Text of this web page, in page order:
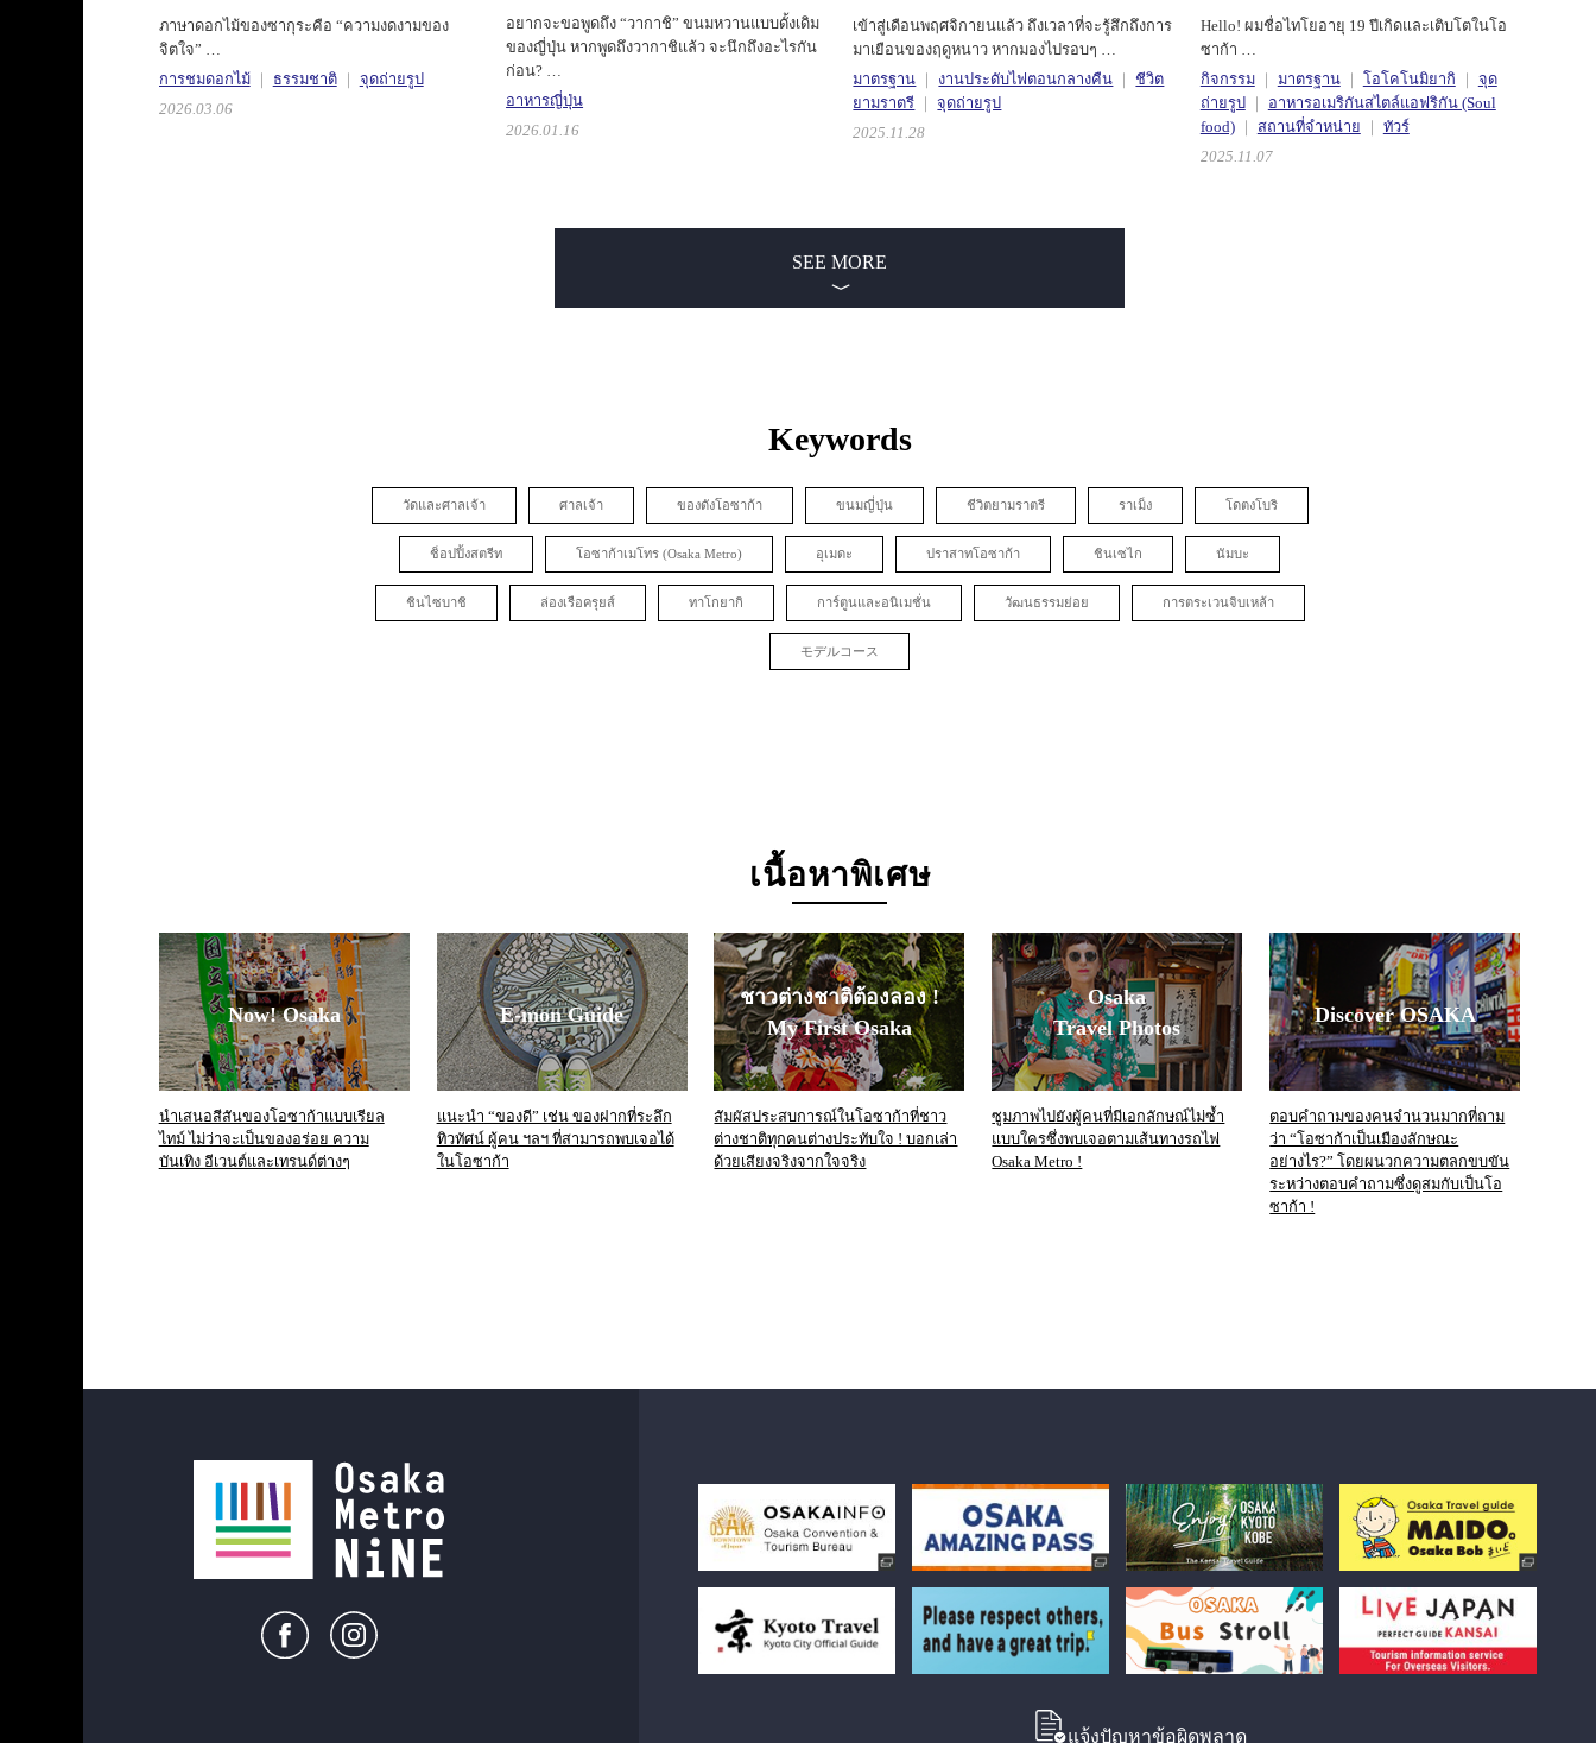
ภาษาดอกไม้ของซากุระคือ “ความงดงามของ
จิตใจ” …
การชมดอกไม้
ธรรมชาติ
จุดถ่ายรูป
2026.03.06
อยากจะขอพูดถึง “วากาชิ” ขนมหวานแบบดั้งเดิม
ของญี่ปุ่น หากพูดถึงวากาชิแล้ว จะนึกถึงอะไรกัน
ก่อน? …
อาหารญี่ปุ่น
2026.01.16
เข้าสู่เดือนพฤศจิกายนแล้ว ถึงเวลาที่จะรู้สึกถึงการ
มาเยือนของฤดูหนาว หากมองไปรอบๆ …
มาตรฐาน
งานประดับไฟตอนกลางคืน
ชีวิต
ยามราตรี
จุดถ่ายรูป
2025.11.28
Hello! ผมชื่อไทโยอายุ 19 ปีเกิดและเติบโตในโอ
ซาก้า …
กิจกรรม
มาตรฐาน โอโคโนมิยากิ
จุด
ถ่ายรูป
อาหารอเมริกันสไตล์แอฟริกัน (Soul
food)
สถานที่จำหน่าย
ทัวร์
2025.11.07
SEE MORE
Keywords
วัดและศาลเจ้า ศาลเจ้า ของดังโอซาก้า ขนมญี่ปุ่น ชีวิตยามราตรี ราเม็ง โดตงโบริ
ช็อปปิ้งสตรีท โอซาก้าเมโทร (Osaka Metro) อุเมดะ ปราสาทโอซาก้า ชินเซไก นัมบะ
ชินไซบาชิ ล่องเรือครุยส์ ทาโกยากิ การ์ตูนและอนิเมชั่น วัฒนธรรมย่อย การตระเวนจิบเหล้า
モデルコース
เนื้อหาพิเศษ
Now! Osaka
นำเสนอสีสันของโอซาก้าแบบเรียล
ไทม์ ไม่ว่าจะเป็นของอร่อย ความ
บันเทิง อีเวนต์และเทรนด์ต่างๆ
E-mon Guide
แนะนำ “ของดี” เช่น ของฝากที่ระลึก
ทิวทัศน์ ผู้คน ฯลฯ ที่สามารถพบเจอได้
ในโอซาก้า
ชาวต่างชาติต้องลอง !
My First Osaka
สัมผัสประสบการณ์ในโอซาก้าที่ชาว
ต่างชาติทุกคนต่างประทับใจ ! บอกเล่า
ด้วยเสียงจริงจากใจจริง
Osaka
Travel Photos
ซูมภาพไปยังผู้คนที่มีเอกลักษณ์ไม่ซ้ำ
แบบใครซึ่งพบเจอตามเส้นทางรถไฟ
Osaka Metro !
Discover OSAKA
ตอบคำถามของคนจำนวนมากที่ถาม
ว่า “โอซาก้าเป็นเมืองลักษณะ
อย่างไร?” โดยผนวกความตลกขบขัน
ระหว่างตอบคำถามซึ่งดูสมกับเป็นโอ
ซาก้า !
แจ้งปัญหาข้อผิดพลาด